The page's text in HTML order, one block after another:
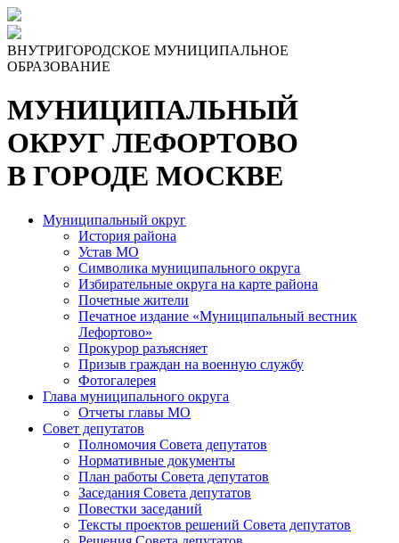
Skip
to
the
content
ВНУТРИГОРОДСКОЕ МУНИЦИПАЛЬНОЕ
ОБРАЗОВАНИЕ
МУНИЦИПАЛЬНЫЙ
ОКРУГ ЛЕФОРТОВО
В ГОРОДЕ МОСКВЕ
Муниципальный округ
История района
Устав МО
Символика муниципального округа
Избирательные округа на карте района
Почетные жители
Печатное издание «Муниципальный вестник
Лефортово»
Прокурор разъясняет
Призыв граждан на военную службу
Фотогалерея
Глава муниципального округа
Отчеты главы МО
Совет депутатов
Полномочия Совета депутатов
Нормативные документы
План работы Совета депутатов
Заседания Cовета депутатов
Повестки заседаний
Тексты проектов решений Совета депутатов